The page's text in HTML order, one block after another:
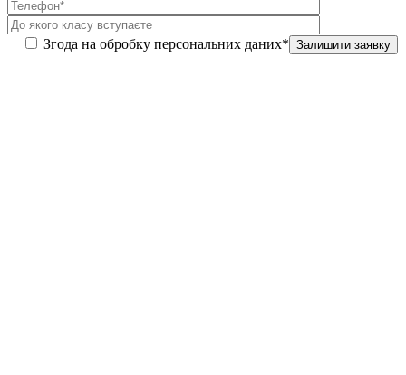
Згода на обробку персональних даних*